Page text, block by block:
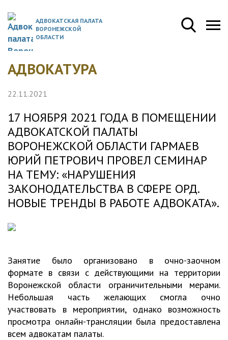
АДВОКАТСКАЯ ПАЛАТА
ВОРОНЕЖСКОЙ
ОБЛАСТИ
АДВОКАТУРА
22.11.2021
17 НОЯБРЯ 2021 ГОДА В ПОМЕЩЕНИИ
АДВОКАТСКОЙ ПАЛАТЫ
ВОРОНЕЖСКОЙ ОБЛАСТИ ГАРМАЕВ
ЮРИЙ ПЕТРОВИЧ ПРОВЕЛ СЕМИНАР
НА ТЕМУ: «НАРУШЕНИЯ
ЗАКОНОДАТЕЛЬСТВА В СФЕРЕ ОРД.
НОВЫЕ ТРЕНДЫ В РАБОТЕ АДВОКАТА».
Занятие было организовано в очно-заочном
формате в связи с действующими на территории
Воронежской области ограничительными мерами.
Небольшая часть желающих смогла очно
участвовать в мероприятии, однако возможность
просмотра онлайн-трансляции была предоставлена
всем адвокатам палаты.